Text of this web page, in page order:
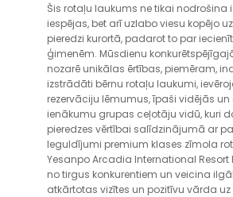
Šis rotaļu laukums ne tikai nodrošina
iespējas, bet arī uzlabo viesu kopējo
pieredzi kurortā, padarot to par
ģimenēm. Mūsdienu
nozarē unikālas ērtības, piemēram,
izstrādāti bērnu rotaļu laukumi,
rezervāciju lēmumus, īpaši vidējās
ienākumu grupas ceļotāju vidū, kuri
pieredzes vērtībai salīdzinājumā ar
Ieguldījumi premium klases zīmola
Yesanpo Arcadia International Resort
no tirgus konkurentiem un veicina
atkārtotas vizītes un pozitīvu vārda